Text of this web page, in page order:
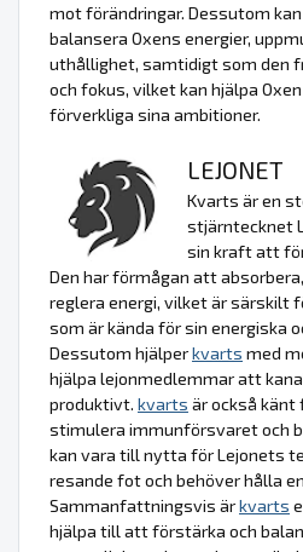
mot förändringar. Dessutom
balansera Oxens energier,
uthållighet, samtidigt som den
och fokus, vilket kan hjälpa
förverkliga sina ambitioner.
LEJONET
Kvarts är en
stjärntecknet
sin kraft att
Den har förmågan att
reglera energi, vilket är särskilt
som är kända för sin energiska
Dessutom hjälperkvarts med
hjälpa lejonmedlemmar att
produktivt. kvarts är också
stimulera immunförsvaret och
kan vara till nytta för Lejonets
resande fot och behöver hålla
Sammanfattningsvis ärkvarts
hjälpa till att förstärka och